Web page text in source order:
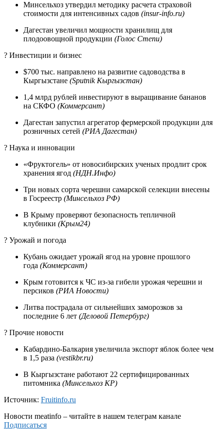
Минсельхоз утвердил методику расчета страховой
стоимости для интенсивных садов (insur-info.ru)
Дагестан увеличил мощности хранилищ для
плодоовощной продукции (Голос Степи)
? Инвестиции и бизнес
$700 тыс. направлено на развитие садоводства в
Кыргызстане (Sputnik Кыргызстан)
1,4 млрд рублей инвестируют в выращивание бананов
на СКФО (Коммерсант)
Дагестан запустил агрегатор фермерской продукции для
розничных сетей (РИА Дагестан)
? Наука и инновации
«Фруктогель» от новосибирских ученых продлит срок
хранения ягод (НДН.Инфо)
Три новых сорта черешни самарской селекции внесены
в Госреестр (Минсельхоз РФ)
В Крыму проверяют безопасность тепличной
клубники (Крым24)
? Урожай и погода
Кубань ожидает урожай ягод на уровне прошлого
года (Коммерсант)
Крым готовится к ЧС из-за гибели урожая черешни и
персиков (РИА Новости)
Литва пострадала от сильнейших заморозков за
последние 6 лет (Деловой Петербург)
? Прочие новости
Кабардино-Балкария увеличила экспорт яблок более чем
в 1,5 раза (vestikbr.ru)
В Кыргызстане работают 22 сертифицированных
питомника (Минсельхоз КР)
Источник: Fruitinfo.ru
Новости meatinfo – читайте в нашем телеграм канале
Подписаться